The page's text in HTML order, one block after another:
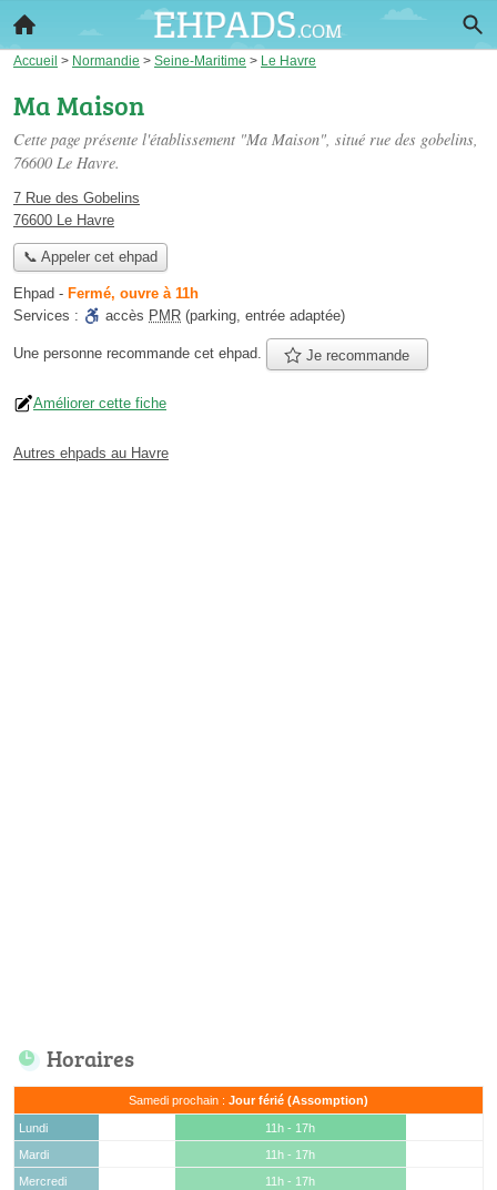
Accueil > Normandie > Seine-Maritime > Le Havre
Ma Maison
Cette page présente l'établissement "Ma Maison", situé rue des gobelins,
76600 Le Havre.
7 Rue des Gobelins
76600 Le Havre
📞 Appeler cet ehpad
Ehpad - Fermé, ouvre à 11h
Services :
accès PMR (parking, entrée adaptée)
Une personne recommande cet ehpad. Je recommande
Améliorer cette fiche
Autres ehpads au Havre
Horaires
Samedi prochain : Jour férié (Assomption)
Lundi
11h - 17h
Mardi
11h - 17h
Mercredi
11h - 17h